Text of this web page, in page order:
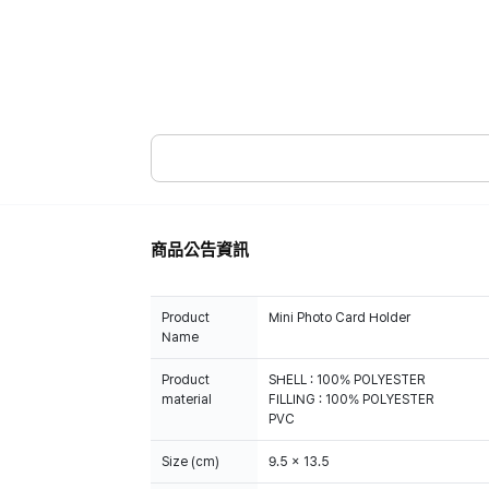
商品公告資訊
Product
Name
Mini Photo Card Holder
Product
material
SHELL : 100% POLYESTER
FILLING : 100% POLYESTER
PVC
Size (cm) 9.5 x 13.5